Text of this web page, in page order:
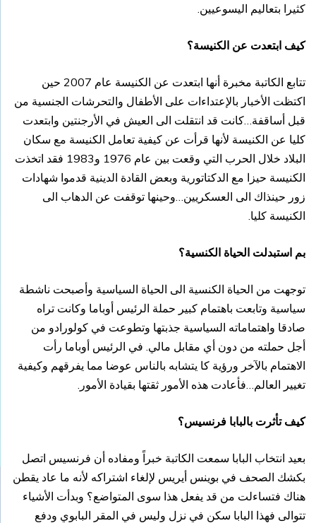
كثيرا بتعاليم اليسوعيين.
كيف ابتعدت عن الكنيسة؟
تتابع الكاتبة مخبرة أنها ابتعدت عن الكنيسة عام 2007 حين
اكتظت الأخبار بالإعتداءات على الأطفال والتحرشات الجنسية من
قبل أساقفة…كانت قد انتقلت الى العيش في الأرجنتين وابتعدت
كليا عن الكنيسة لأنها قرأت عن كيفية تعامل الكنيسة مع سكان
البلاد خلال الحرب التي وقعت بين عام 1976 و1983 فقد اتخذت
الكنيسة حيزا مع الدكتاتورية وبعض القادة الدينية قدموا شهادات
زور حينذاك الى العسكريين…وحينها توقفت عن الدهاب الى
الكنيسة كليا.
بم استبدلت الحياة الكنسية؟
توجهت من الحياة الكنسية الى الحياة السياسية وأصبحت ناشطة
سياسية وتابعت باهتمام كبير حملة الرئيس أوباما وكانت تراه
صادقا واهتماماته السياسية جذبتها وتطوعت في كولورادو من
أجل حملته من دون أي مقابل مالي. في الرئيس أوباما رأت
الاهتمام بالآخر ورؤية كا يتشابه بالناس عوضا مما يفرقهم وكيفية
تغيير العالم…فأعادت هذه الأمور ثقتها بقيادة الأمور.
كيف تأثرت بالبابا فرنسيس؟
بعيد انتخاب البابا سمعت الكاتبة خبراً ومفاده أن فرنسيس اتصل
بكشك الصحف في بوينس أيريس لإلغاء اشتراكه لأنه ما عاد يقطن
هناك فتساءلت من قد يفعل هذا سوى المتواضع؟ وبدأت الأشياء
تتوالى فهذا البابا سكن في نزل وليس في المقر البابوي ودفع